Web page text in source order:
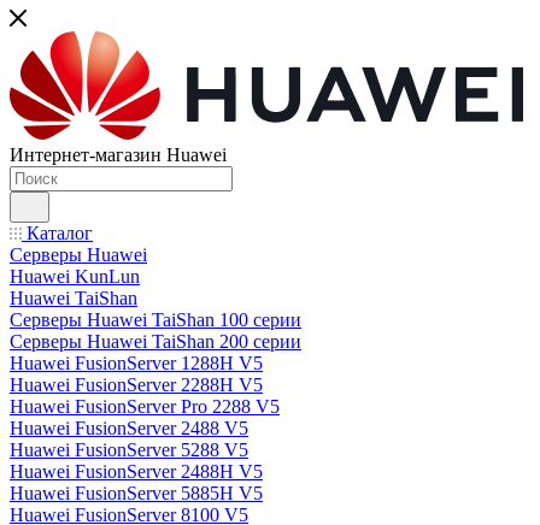
Интернет-магазин Huawei
Каталог
Серверы Huawei
Huawei KunLun
Huawei TaiShan
Серверы Huawei TaiShan 100 серии
Серверы Huawei TaiShan 200 серии
Huawei FusionServer 1288H V5
Huawei FusionServer 2288H V5
Huawei FusionServer Pro 2288 V5
Huawei FusionServer 2488 V5
Huawei FusionServer 5288 V5
Huawei FusionServer 2488H V5
Huawei FusionServer 5885H V5
Huawei FusionServer 8100 V5